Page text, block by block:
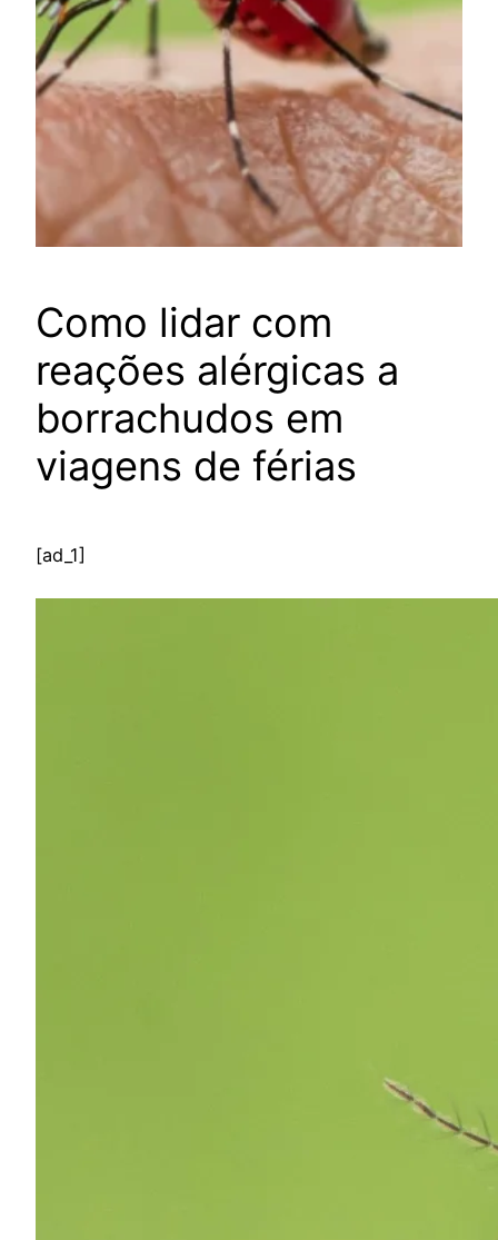
Como lidar com
reações alérgicas a
borrachudos em
viagens de férias
[ad_1]